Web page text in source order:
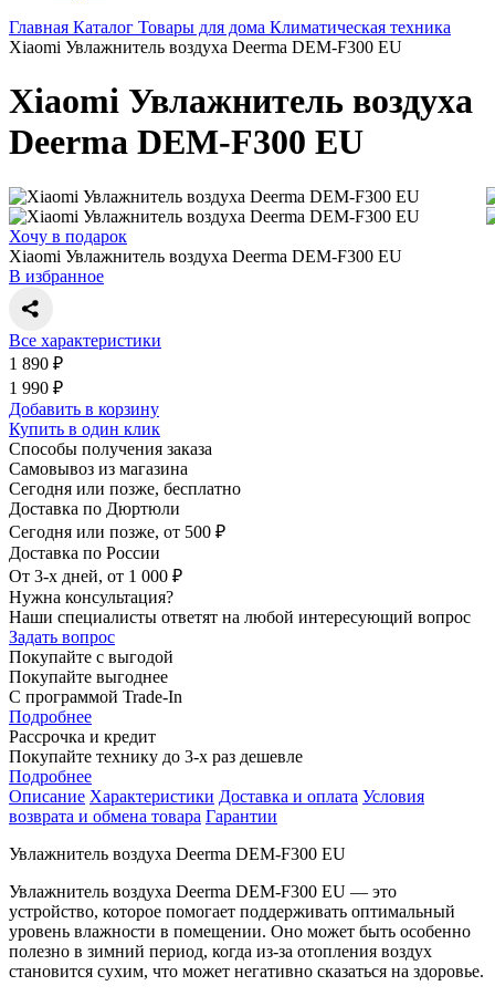
Главная Каталог Товары для дома Климатическая техника
Xiaomi Увлажнитель воздуха Deerma DEM-F300 EU
Xiaomi Увлажнитель воздуха
Deerma DEM-F300 EU
Хочу в подарок
Xiaomi Увлажнитель воздуха Deerma DEM-F300 EU
В избранное
Все характеристики
1 890 ₽
1 990 ₽
Добавить в корзину
Купить в один клик
Способы получения заказа
Самовывоз из магазина
Сегодня или позже, бесплатно
Доставка по Дюртюли
Сегодня или позже, от 500 ₽
Доставка по России
От 3-х дней, от 1 000 ₽
Нужна консультация?
Наши специалисты ответят на любой интересующий вопрос
Задать вопрос
Покупайте с выгодой
Покупайте выгоднее
С программой Trade-In
Подробнее
Рассрочка и кредит
Покупайте технику до 3-х раз дешевле
Подробнее
Описание Характеристики Доставка и оплата Условия
возврата и обмена товара Гарантии
Увлажнитель воздуха Deerma DEM-F300 EU
Увлажнитель воздуха Deerma DEM-F300 EU — это
устройство, которое помогает поддерживать оптимальный
уровень влажности в помещении. Оно может быть особенно
полезно в зимний период, когда из-за отопления воздух
становится сухим, что может негативно сказаться на здоровье.